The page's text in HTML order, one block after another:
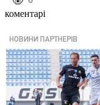
коментарі